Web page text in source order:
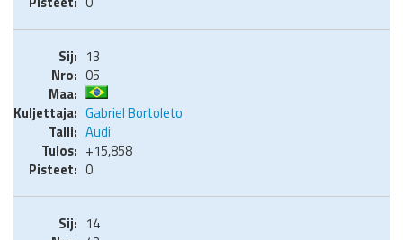
13
05
Gabriel Bortoleto
Audi
+15,858
0
14